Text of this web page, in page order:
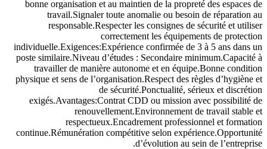
bonne organisation et au maintien de la propreté des espaces de
travail.Signaler toute anomalie ou besoin de réparation au
responsable.Respecter les consignes de sécurité et utiliser
correctement les équipements de protection
individuelle.Exigences:Expérience confirmée de 3 à 5 ans dans un
poste similaire.Niveau d’études : Secondaire minimum.Capacité à
travailler de manière autonome et en équipe.Bonne condition
physique et sens de l’organisation.Respect des règles d’hygiène et
de sécurité.Ponctualité, sérieux et discrétion
exigés.Avantages:Contrat CDD ou mission avec possibilité de
renouvellement.Environnement de travail stable et
respectueux.Encadrement professionnel et formation
continue.Rémunération compétitive selon expérience.Opportunité
d’évolution au sein de l’entreprise.